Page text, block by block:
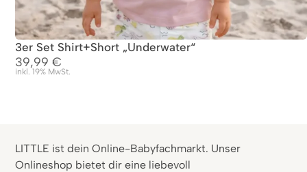
3er Set Shirt+Short „Underwater“
39,99€
inkl. 19% MwSt.
LITTLE ist dein Online-Babyfachmarkt. Unser
Onlineshop bietet dir eine liebevoll